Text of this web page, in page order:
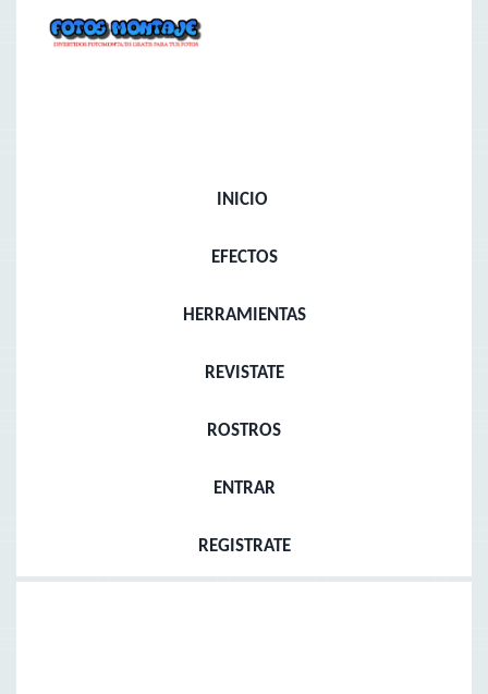
INICIO
EFECTOS
HERRAMIENTAS
REVISTATE
ROSTROS
ENTRAR
REGISTRATE